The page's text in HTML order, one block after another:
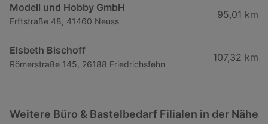
Modell und Hobby GmbH
Erftstraße 48, 41460 Neuss
95,01 km
Elsbeth Bischoff
Römerstraße 145, 26188 Friedrichsfehn
107,32 km
Weitere Büro & Bastelbedarf Filialen in der Nähe